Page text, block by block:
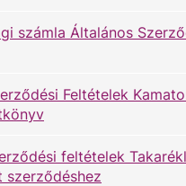
számla Általános
Feltételek
feltételek
szerződéshez